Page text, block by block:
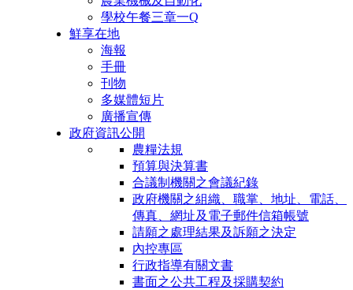
學校午餐三章一Q
鮮享在地
海報
手冊
刊物
多媒體短片
廣播宣傳
政府資訊公開
農糧法規
預算與決算書
合議制機關之會議紀錄
政府機關之組織、職掌、地址、電話、
傳真、網址及電子郵件信箱帳號
請願之處理結果及訴願之決定
內控專區
行政指導有關文書
書面之公共工程及採購契約